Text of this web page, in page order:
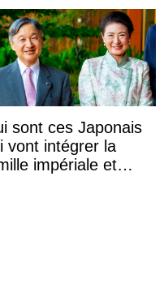
sont ces Japonais
vont intégrer la
impériale et